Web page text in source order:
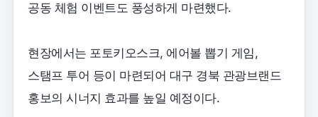
공동 체험 이벤트도 풍성하게 마련했다.
현장에서는 포토키오스크, 에어볼 뽑기 게임,
스탬프 투어 등이 마련되어 대구 경북 관광브랜드
홍보의 시너지 효과를 높일 예정이다.